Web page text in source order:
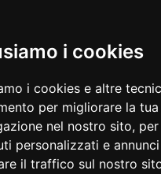
i cookies
i cookies e altre
per migliorare la tua
nel nostro sito,
personalizzati e
il traffico sul nostro